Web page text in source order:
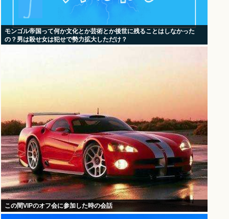
モンゴル帝国って何か文化とか芸術とか後世に残ることはしなかった
の？男は殺せ女は犯せで勢力拡大しただけ？
この間VIPのオフ会に参加した時の会話